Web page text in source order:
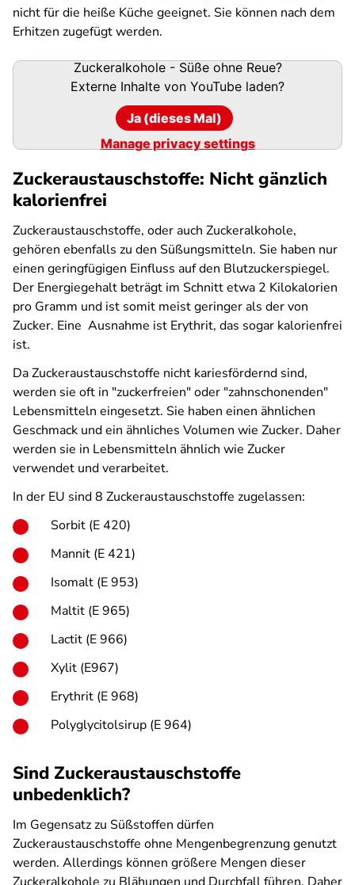
nicht für die heiße Küche geeignet. Sie können nach dem
Erhitzen zugefügt werden.
Zuckeralkohole - Süße ohne Reue?
Externe Inhalte von YouTube laden?
Ja (dieses Mal)
Manage privacy settings
Zuckeraustauschstoffe: Nicht gänzlich
kalorienfrei
Zuckeraustauschstoffe, oder auch Zuckeralkohole,
gehören ebenfalls zu den Süßungsmitteln. Sie haben nur
einen geringfügigen Einfluss auf den Blutzuckerspiegel.
Der Energiegehalt beträgt im Schnitt etwa 2 Kilokalorien
pro Gramm und ist somit meist geringer als der von
Zucker. Eine Ausnahme ist Erythrit, das sogar kalorienfrei
ist.
Da Zuckeraustauschstoffe nicht kariesfördernd sind,
werden sie oft in "zuckerfreien" oder "zahnschonenden"
Lebensmitteln eingesetzt. Sie haben einen ähnlichen
Geschmack und ein ähnliches Volumen wie Zucker. Daher
werden sie in Lebensmitteln ähnlich wie Zucker
verwendet und verarbeitet.
In der EU sind 8 Zuckeraustauschstoffe zugelassen:
Sorbit (E 420)
Mannit (E 421)
Isomalt (E 953)
Maltit (E 965)
Lactit (E 966)
Xylit (E967)
Erythrit (E 968)
Polyglycitolsirup (E 964)
Sind Zuckeraustauschstoffe
unbedenklich?
Im Gegensatz zu Süßstoffen dürfen
Zuckeraustauschstoffe ohne Mengenbegrenzung genutzt
werden. Allerdings können größere Mengen dieser